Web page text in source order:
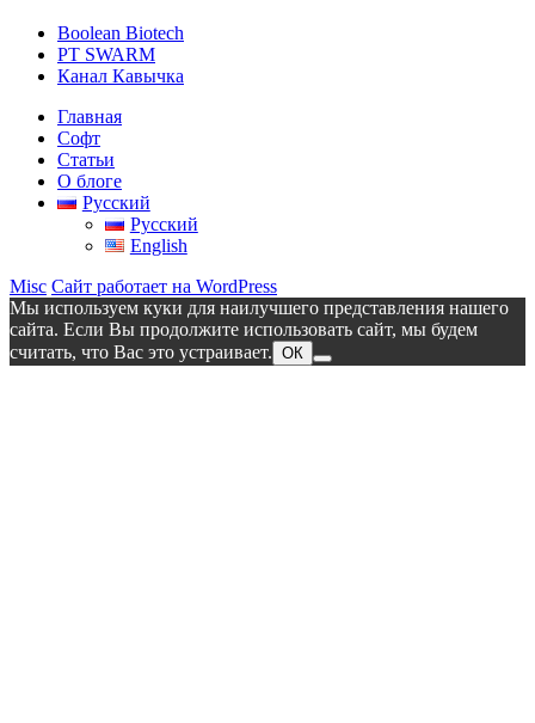
Boolean Biotech
PT SWARM
Канал Кавычка
Главная
Софт
Статьи
О блоге
Русский
Русский
English
Misc Сайт работает на WordPress
Мы используем куки для наилучшего представления нашего
сайта. Если Вы продолжите использовать сайт, мы будем
считать, что Вас это устраивает. ОК